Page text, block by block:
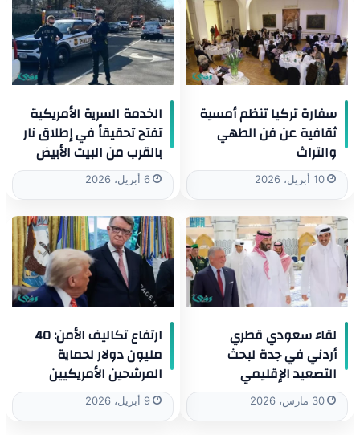
سفارة تركيا تنظم أمسية
ثقافية عن فن الطهي
والتراث
10 أبريل، 2026
الخدمة السرية الأمريكية
تفتح تحقيقاً في إطلاق نار
بالقرب من البيت الأبيض
6 أبريل، 2026
لقاء سعودي قطري
أردني في جدة لبحث
التصعيد الإقليمي
30 مارس، 2026
ارتفاع تكاليف الأمن: 40
مليون دولار لحماية
المرشحين الأمريكيين
9 أبريل، 2026